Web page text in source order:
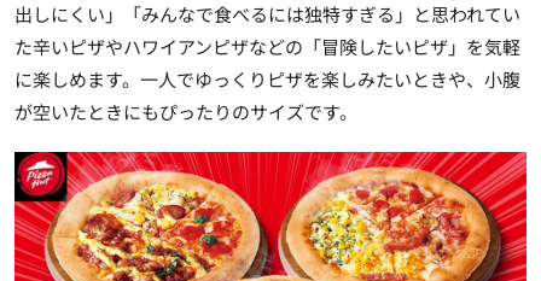
出しにくい」「みんなで食べるには独特すぎる」と思われてい
た辛いピザやハワイアンピザなどの「冒険したいピザ」を気軽
に楽しめます。一人でゆっくりピザを楽しみたいときや、小腹
が空いたときにもぴったりのサイズです。